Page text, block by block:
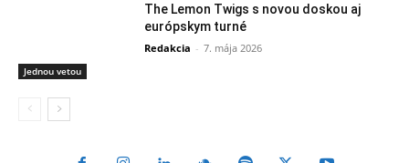
Jednou vetou
The Lemon Twigs s novou doskou aj
európskym turné
Redakcia - 7. mája 2026